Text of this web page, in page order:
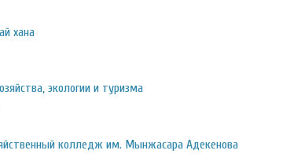
хана
экологии и туризма
колледж им. Мынжасара Адекенова